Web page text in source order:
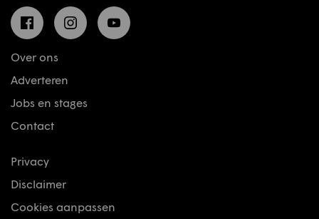
FacebookInstagramYouTube
Over ons
Adverteren
Jobs en stages
Contact
Privacy
Disclaimer
Cookies aanpassen